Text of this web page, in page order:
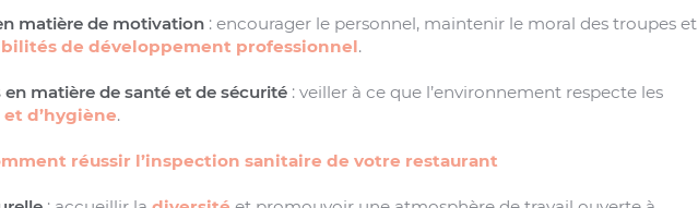
matière de motivation: encourager le personnel, maintenir le moral des troupes et
de développement professionnel.
en matière de santé et de sécurité: veiller à ce que l’environnement respecte les
d’hygiène.
réussir l’inspection sanitaire de votre restaurant